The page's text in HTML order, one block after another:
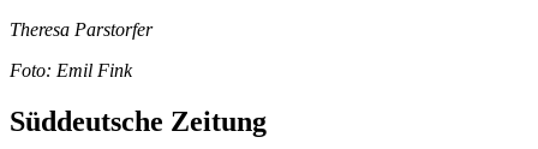
Theresa Parstorfer
Foto: Emil Fink
Süddeutsche Zeitung